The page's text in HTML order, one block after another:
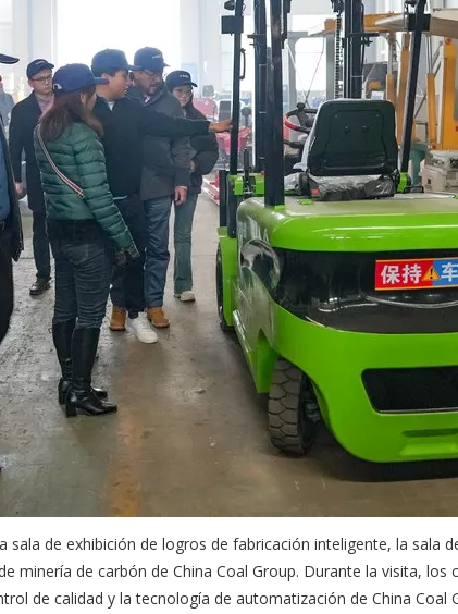
de exhibición de logros de fabricación inteligente, la sala
minería de carbón de China Coal Group. Durante la visita,
de calidad y la tecnología de automatización de China Coal